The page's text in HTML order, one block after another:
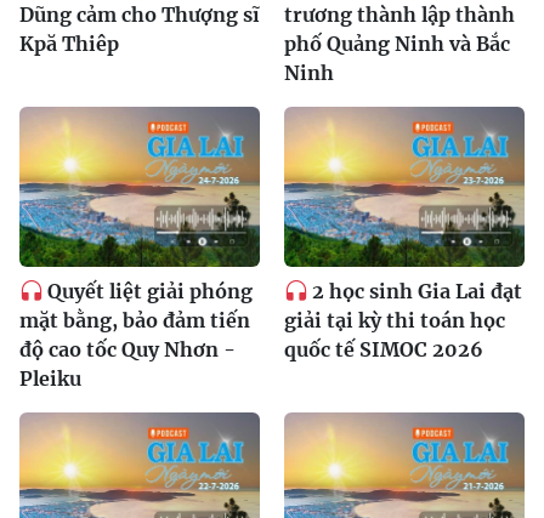
Dũng cảm cho Thượng sĩ
Kpă Thiêp
trương thành lập thành
phố Quảng Ninh và Bắc
Ninh
Quyết liệt giải phóng
mặt bằng, bảo đảm tiến
độ cao tốc Quy Nhơn -
Pleiku
2 học sinh Gia Lai đạt
giải tại kỳ thi toán học
quốc tế SIMOC 2026